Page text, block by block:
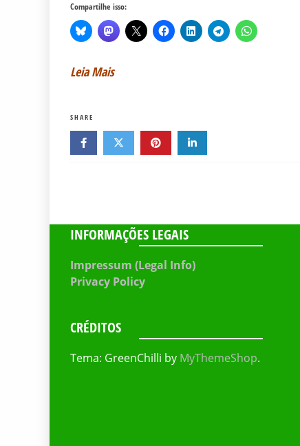
Compartilhe isso:
Leia Mais
SHARE
INFORMAÇÕES LEGAIS
Impressum (Legal Info)
Privacy Policy
CRÉDITOS
Tema: GreenChilli by MyThemeShop.